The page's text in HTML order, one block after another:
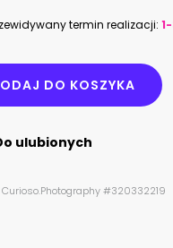
termin realizacji:
DO KOSZYKA
ulubionych
#320332219